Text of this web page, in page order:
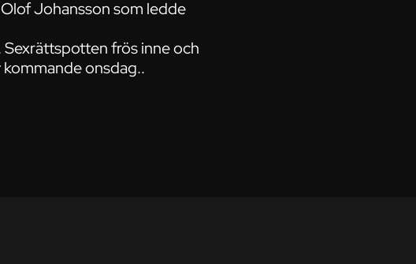
Johansson som ledde
frös inne och
onsdag..